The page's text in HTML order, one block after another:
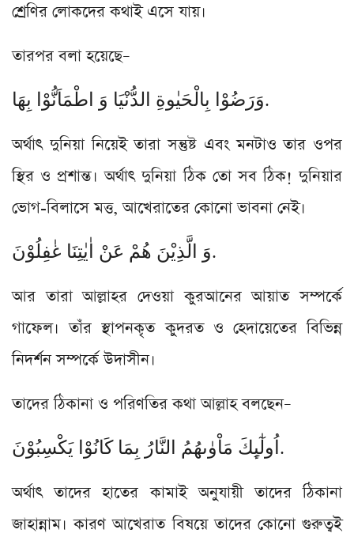
শ্রেণির লোকদের কথাই এসে যায়।
তারপর বলা হয়েছে–
وَرَضُوْا بِالْحَیٰوةِ الدُّنْیَا وَ اطْمَاَنُّوْا بِهَا.
অর্থাৎ দুনিয়া নিয়েই তারা সন্তুষ্ট এবং মনটাও তার ওপর
স্থির ও প্রশান্ত। অর্থাৎ দুনিয়া ঠিক তো সব ঠিক! দুনিয়ার
ভোগ-বিলাসে মত্ত, আখেরাতের কোনো ভাবনা নেই।
وَ الَّذِیْنَ هُمْ عَنْ اٰیٰتِنَا غٰفِلُوْنَ.
আর তারা আল্লাহর দেওয়া কুরআনের আয়াত সম্পর্কে
গাফেল। তাঁর স্থাপনকৃত কুদরত ও হেদায়েতের বিভিন্ন
নিদর্শন সম্পর্কে উদাসীন।
তাদের ঠিকানা ও পরিণতির কথা আল্লাহ বলছেন–
اُولٰٓىِٕكَ مَاْوٰىهُمُ النَّارُ بِمَا كَانُوْا یَكْسِبُوْنَ.
অর্থাৎ তাদের হাতের কামাই অনুযায়ী তাদের ঠিকানা
জাহান্নাম। কারণ আখেরাত বিষয়ে তাদের কোনো গুরুত্বই